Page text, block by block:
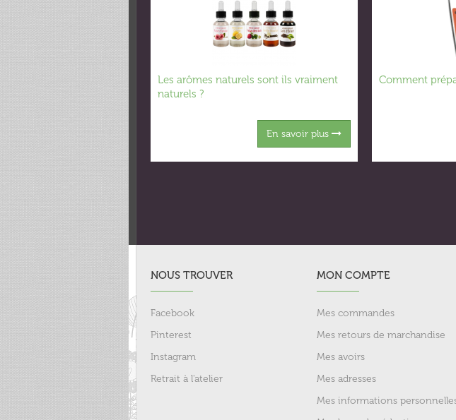
Les arômes naturels sont ils vraiment
naturels ?
En savoir plus
Comment
NOUS TROUVER
Facebook
Pinterest
Instagram
Retrait à l'atelier
MON COMPTE
Mes commandes
Mes retours de marchandise
Mes avoirs
Mes adresses
Mes informations